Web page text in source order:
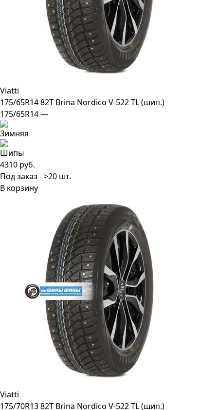
Viatti
175/65R14 82T Brina Nordico V-522 TL (шип.)
175/65R14 —
4310 руб.
Под заказ - >20 шт.
В корзину
Viatti
175/70R13 82T Brina Nordico V-522 TL (шип.)